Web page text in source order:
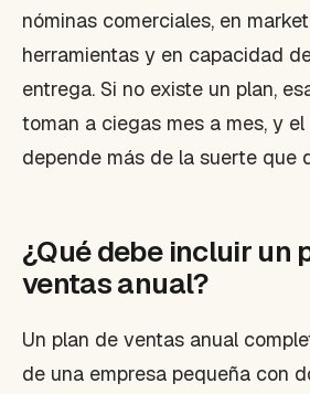
nóminas comerciales, en
herramientas y en capacidad
entrega. Si no existe un plan,
toman a ciegas mes a mes, y
depende más de la suerte que
¿Qué debe incluir un
ventas anual?
Un plan de ventas anual
de una empresa pequeña con